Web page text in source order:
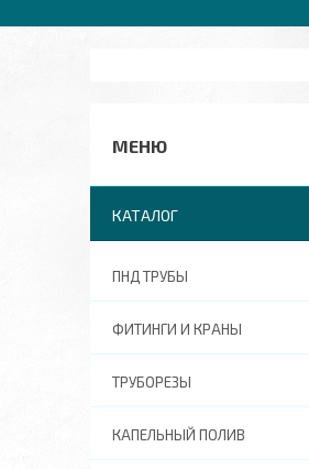
КАТАЛОГ
ПНД ТРУБЫ
ФИТИНГИ И КРАНЫ
ТРУБОРЕЗЫ
КАПЕЛЬНЫЙ ПОЛИВ